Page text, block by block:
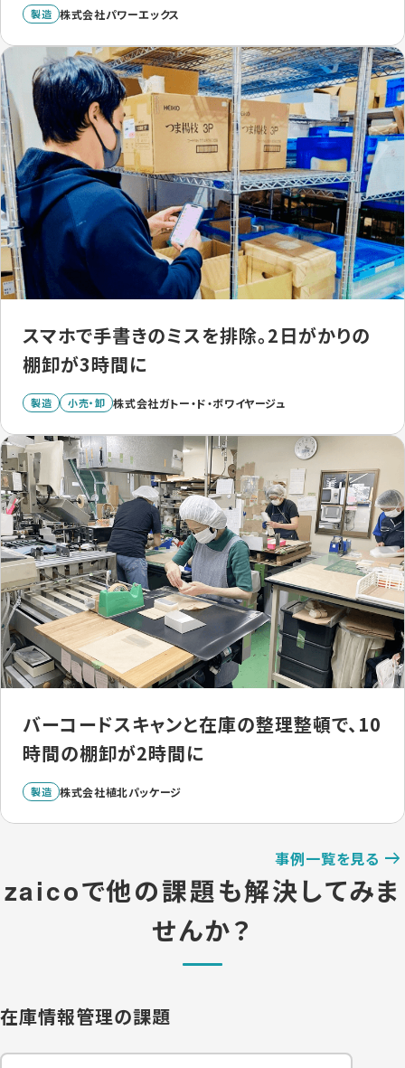
製造 株式会社パワーエックス
スマホで手書きのミスを排除。2日がかりの
棚卸が3時間に
製造 小売・卸 株式会社ガトー・ド・ボワイヤージュ
バーコードスキャンと在庫の整理整頓で、10
時間の棚卸が2時間に
製造 株式会社植北パッケージ
事例一覧を見る
zaicoで他の課題も解決してみま
せんか？
在庫情報管理の課題